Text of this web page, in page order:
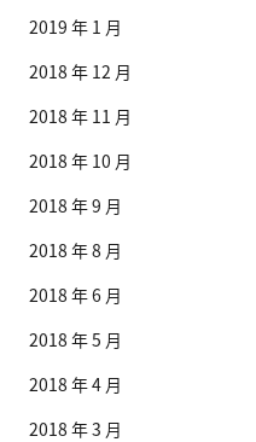
2019 年 1 月
2018 年 12 月
2018 年 11 月
2018 年 10 月
2018 年 9 月
2018 年 8 月
2018 年 6 月
2018 年 5 月
2018 年 4 月
2018 年 3 月